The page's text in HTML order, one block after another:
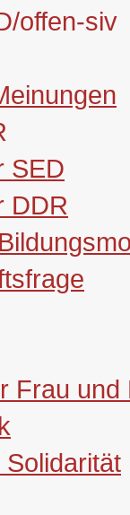
offen-siv
SED
DDR
Frau und